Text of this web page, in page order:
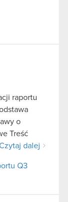
raportu
o
Treść
dalej
Q3